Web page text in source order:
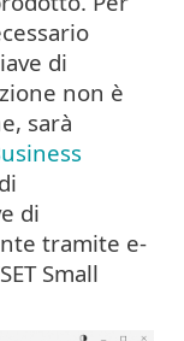
di
non è
sarà
di
tramite e-
Small